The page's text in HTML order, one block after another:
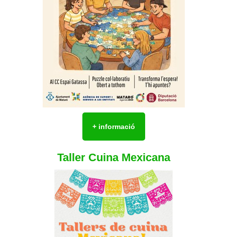
+ informació
Taller Cuina Mexicana